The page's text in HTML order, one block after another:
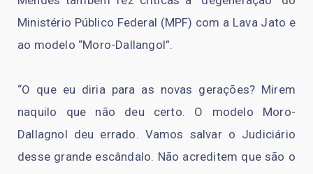
Ministério Público Federal (MPF) com a Lava Jato e
ao modelo “Moro-Dallangol”.
“O que eu diria para as novas gerações? Mirem
naquilo que não deu certo. O modelo Moro-
Dallagnol deu errado. Vamos salvar o Judiciário
desse grande escândalo. Não acreditem que são o